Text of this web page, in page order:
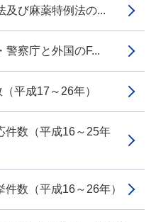
び麻薬特例法の...
察庁と外国のF...
平成17～26年）
数（平成16～25年
数（平成16～26年）